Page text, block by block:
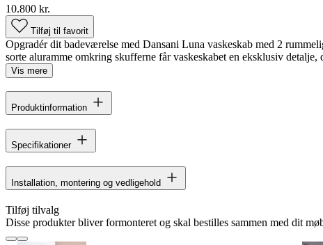
10.800 kr.
Tilføj til favorit
Opgradér dit badeværelse med Dansani Luna vaskeskab med 2
sorte aluramme omkring skufferne får vaskeskabet en eksklusiv
Vis mere
Produktinformation
Specifikationer
Installation, montering og vedligehold
Tilføj tilvalg
Disse produkter bliver formonteret og skal bestilles sammen med dit